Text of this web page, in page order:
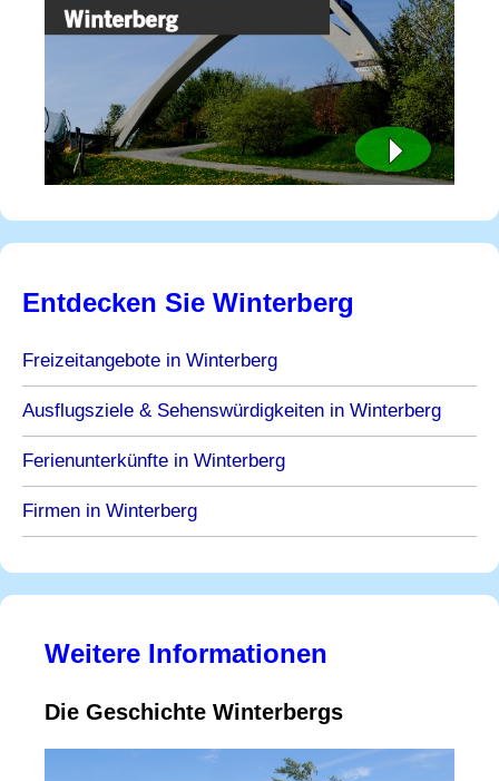
Entdecken Sie Winterberg
Freizeitangebote in Winterberg
Ausflugsziele & Sehenswürdigkeiten in Winterberg
Ferienunterkünfte in Winterberg
Firmen in Winterberg
Weitere Informationen
Die Geschichte Winterbergs